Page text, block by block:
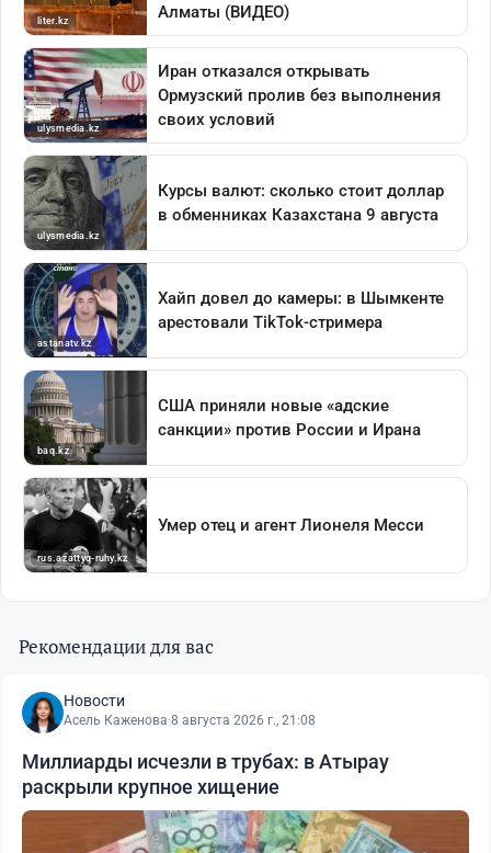
Рекомендации для вас
Новости
Асель Каженова·8 августа 2026 г., 21:08
Миллиарды исчезли в трубах: в Атырау
раскрыли крупное хищение